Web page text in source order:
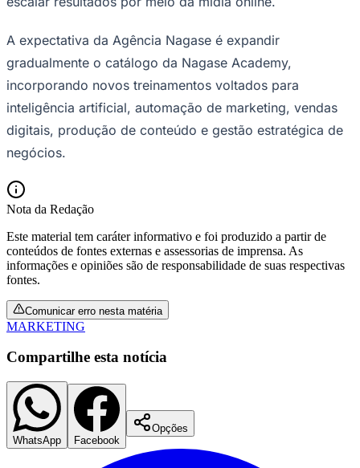
Flamengo
escalar resultados por meio da mídia online.
A expectativa da Agência Nagase é expandir
gradualmente o catálogo da Nagase Academy,
incorporando novos treinamentos voltados para
inteligência artificial, automação de marketing, vendas
digitais, produção de conteúdo e gestão estratégica de
negócios.
Nota da Redação
Este material tem caráter informativo e foi produzido a partir de
conteúdos de fontes externas e assessorias de imprensa. As
informações e opiniões são de responsabilidade de suas respectivas
fontes.
Comunicar erro nesta matéria
MARKETING
Compartilhe esta notícia
WhatsApp Facebook
Opções